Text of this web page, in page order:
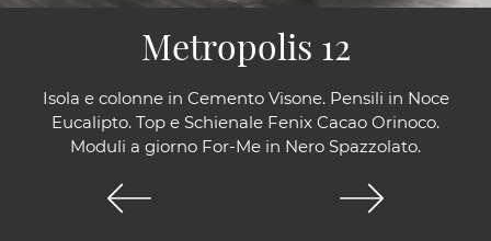
Isola e colonne in Cemento Visone. Pensili in Noce
Eucalipto. Top e Schienale Fenix Cacao Orinoco.
Moduli a giorno For-Me in Nero Spazzolato.
Metropolis 12